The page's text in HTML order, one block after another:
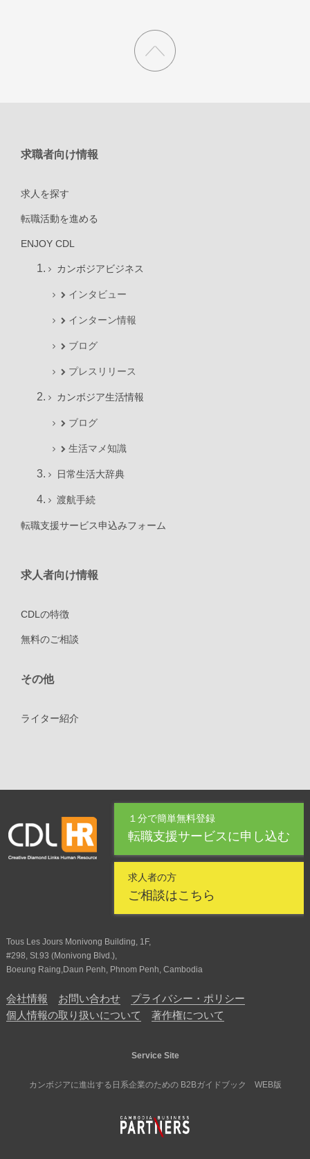
求職者向け情報
求人を探す
転職活動を進める
ENJOY CDL
カンボジアビジネス
インタビュー
インターン情報
ブログ
プレスリリース
カンボジア生活情報
ブログ
生活マメ知識
日常生活大辞典
渡航手続
転職支援サービス申込みフォーム
求人者向け情報
CDLの特徴
無料のご相談
その他
ライター紹介
１分で簡単無料登録
転職支援サービスに申し込む
求人者の方
ご相談はこちら
Tous Les Jours Monivong Building, 1F,
#298, St.93 (Monivong Blvd.),
Boeung Raing,Daun Penh, Phnom Penh, Cambodia
会社情報 お問い合わせ
プライバシー・ポリシー
個人情報の取り扱いについて
著作権について
Service Site
カンボジアに進出する日系企業のための B2Bガイドブック WEB版